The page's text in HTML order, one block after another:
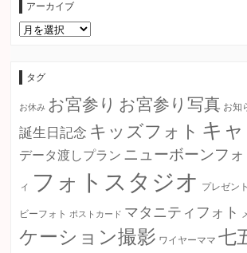
アーカイブ
ア
ー
タグ
お休み お宮参り お宮参り写真 お知
誕生日記念 キッズフォト キ
データ渡しプラン ニューボーンフォ
ィ フォトスタジオ プレゼント
ビーフォト ポストカード マタニティフォト
ケーション撮影 ワイヤーママ 七